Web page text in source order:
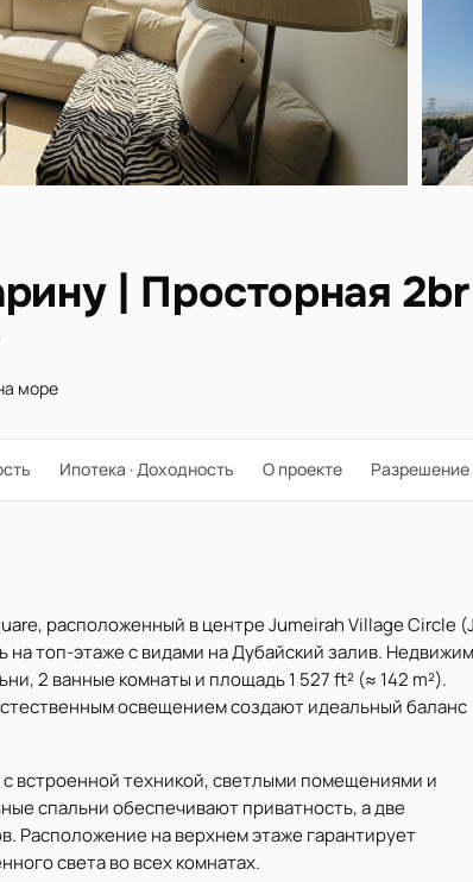
| Просторная 2br
море
Ипотека · Доходность О проекте Разрешение
расположенный в центре Jumeirah Village Circle
топ-этаже с видами на Дубайский залив.
2 ванные комнаты и площадь 1 527 ft² (≈ 142 m²).
освещением создают идеальный баланс
встроенной техникой, светлыми помещениями и
спальни обеспечивают приватность, а две
Расположение на верхнем этаже гарантирует
света во всех комнатах.